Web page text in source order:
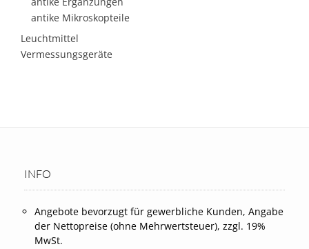
antike Mikroskopteile
Leuchtmittel
Vermessungsgeräte
INFO
Angebote bevorzugt für gewerbliche Kunden, Angabe
der Nettopreise (ohne Mehrwertsteuer), zzgl. 19%
MwSt.